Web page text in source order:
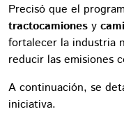
Precisó que el
tractocamiones y
fortalecer la industria
reducir las emisiones
A continuación, se
iniciativa.